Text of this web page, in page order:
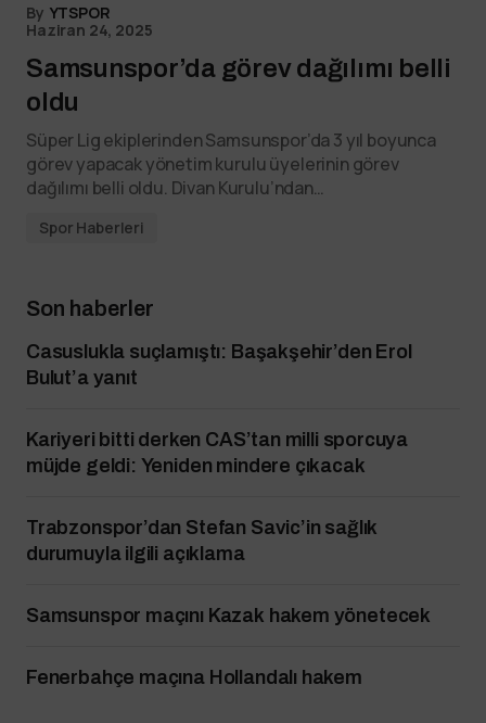
By YTSPOR
Haziran 24, 2025
Samsunspor’da görev dağılımı belli
oldu
Süper Lig ekiplerinden Samsunspor’da 3 yıl boyunca
görev yapacak yönetim kurulu üyelerinin görev
dağılımı belli oldu. Divan Kurulu’ndan…
Spor Haberleri
Son haberler
Casuslukla suçlamıştı: Başakşehir’den Erol
Bulut’a yanıt
Kariyeri bitti derken CAS’tan milli sporcuya
müjde geldi: Yeniden mindere çıkacak
Trabzonspor’dan Stefan Savic’in sağlık
durumuyla ilgili açıklama
Samsunspor maçını Kazak hakem yönetecek
Fenerbahçe maçına Hollandalı hakem